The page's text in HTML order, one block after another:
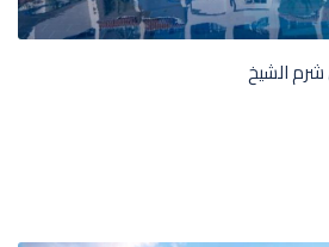
شرم الشيخ